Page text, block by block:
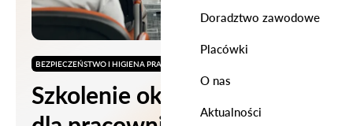
Doradztwo zawodowe
Placówki
O nas
Aktualności
BEZPIECZEŃSTWO I HIGIENA PRACY
Szkolenie okresowe BHP